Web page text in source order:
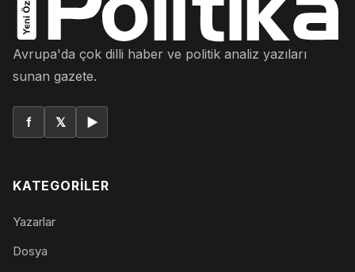
Avrupa'da çok dilli haber ve politik analiz yazıları
sunan gazete.
f 𝕏 ▶
KATEGORILER
Yazarlar
Dosya